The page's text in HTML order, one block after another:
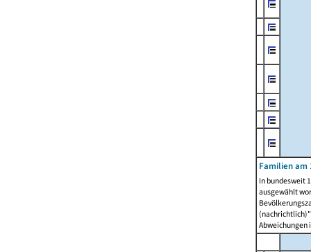
Familien am
In bundesweit
ausgewählt
Abweichungen